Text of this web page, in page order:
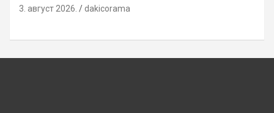
3. август 2026. dakicorama